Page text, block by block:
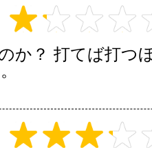
か？ 打てば打つ